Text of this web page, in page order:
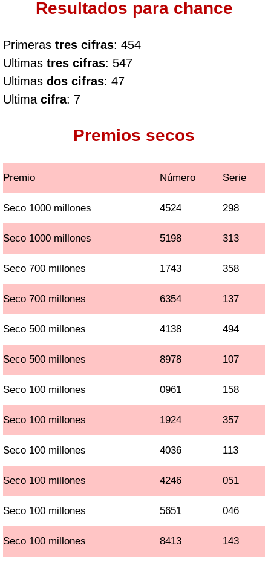
Resultados para chance
Primeras tres cifras: 454
Ultimas tres cifras: 547
Ultimas dos cifras: 47
Ultima cifra: 7
Premios secos
Premio Número Serie
Seco 1000 millones 4524 298
Seco 1000 millones 5198 313
Seco 700 millones 1743 358
Seco 700 millones 6354 137
Seco 500 millones 4138 494
Seco 500 millones 8978 107
Seco 100 millones 0961 158
Seco 100 millones 1924 357
Seco 100 millones 4036 113
Seco 100 millones 4246 051
Seco 100 millones 5651 046
Seco 100 millones 8413 143